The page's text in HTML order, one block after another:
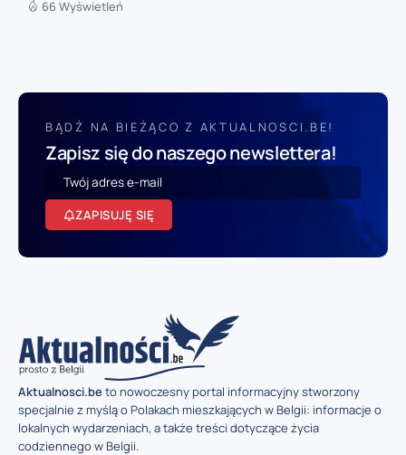
66 Wyświetleń
BĄDŹ NA BIEŻĄCO Z AKTUALNOSCI.BE!
Zapisz się do naszego newslettera!
ZAPISUJĘ SIĘ
Aktualnosci.beto nowoczesny portal informacyjny stworzony
specjalnie z myślą o Polakach mieszkających w Belgii: informacje o
lokalnych wydarzeniach, a także treści dotyczące życia
codziennego w Belgii.